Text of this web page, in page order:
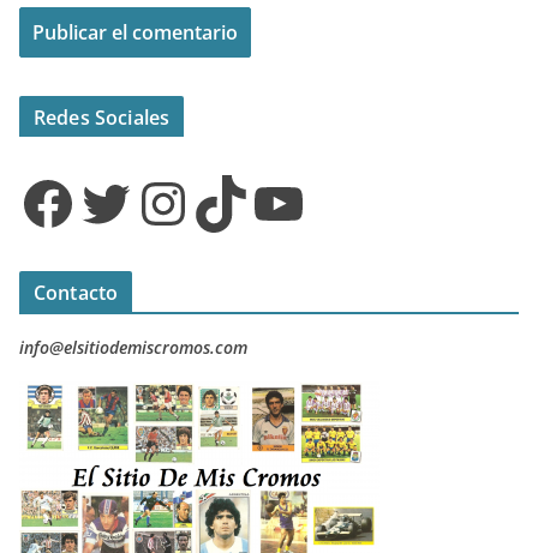
Redes Sociales
Facebook Twitter InstagramTikTok YouTube
Contacto
info@elsitiodemiscromos.com